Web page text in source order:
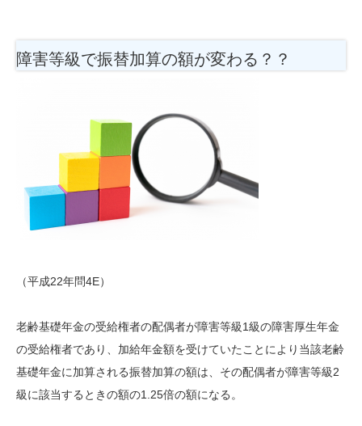
障害等級で振替加算の額が変わる？？
（平成22年問4E）
老齢基礎年金の受給権者の配偶者が障害等級1級の障害厚生年金
の受給権者であり、加給年金額を受けていたことにより当該老齢
基礎年金に加算される振替加算の額は、その配偶者が障害等級2
級に該当するときの額の1.25倍の額になる。